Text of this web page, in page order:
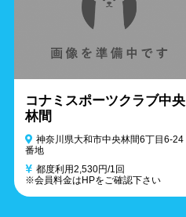
コナミスポーツクラブ中央
林間
神奈川県大和市中央林間6丁目6-24
番地
都度利用2,530円/1回
※会員料金はHPをご確認下さい